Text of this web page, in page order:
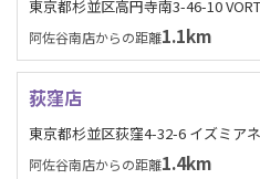
東京都杉並区高円寺南3-46-10
阿佐谷南店からの距離1.1km
荻窪店
東京都杉並区荻窪4-32-6 イズミア
阿佐谷南店からの距離1.4km